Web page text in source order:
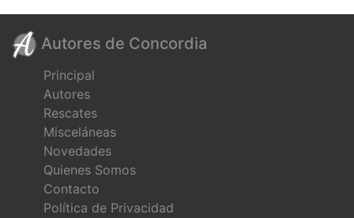
Autores de Concordia
Principal
Autores
Rescates
Misceláneas
Novedades
Quienes Somos
Contacto
Política de Privacidad